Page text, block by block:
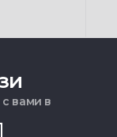
вами в